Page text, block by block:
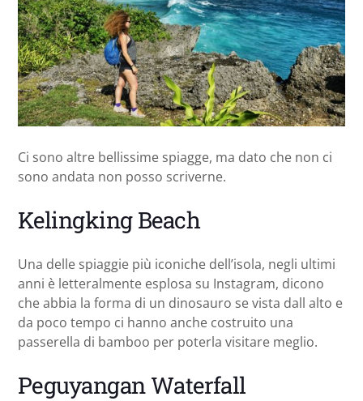
Ci sono altre bellissime spiagge, ma dato che non ci
sono andata non posso scriverne.
Kelingking Beach
Una delle spiaggie più iconiche dell’isola, negli ultimi
anni è letteralmente esplosa su Instagram, dicono
che abbia la forma di un dinosauro se vista dall alto e
da poco tempo ci hanno anche costruito una
passerella di bamboo per poterla visitare meglio.
Peguyangan Waterfall